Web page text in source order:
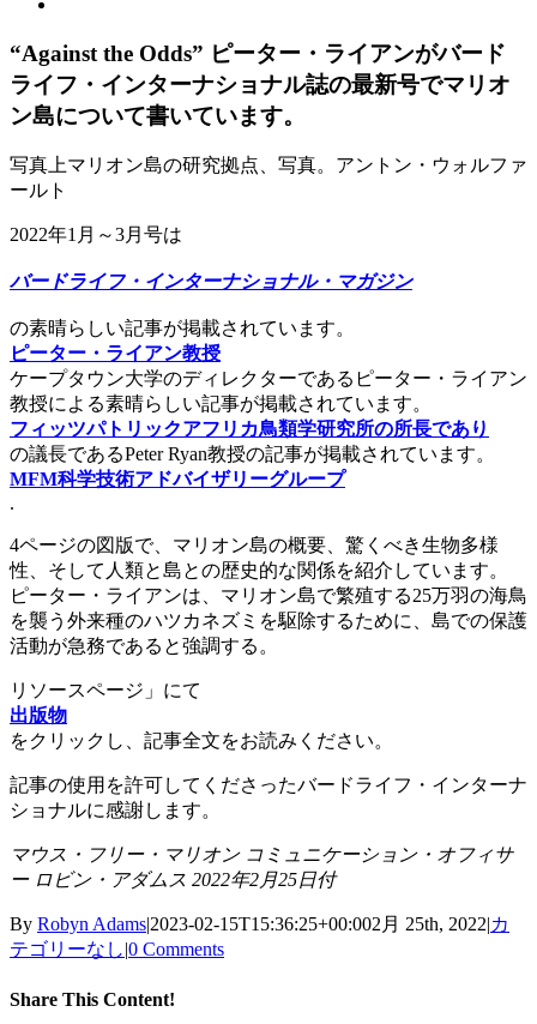
Image
“Against the Odds” ピーター・ライアンがバード
ライフ・インターナショナル誌の最新号でマリオ
ン島について書いています。
写真上マリオン島の研究拠点、写真。アントン・ウォルファ
ールト
2022年1月～3月号は
バードライフ・インターナショナル・マガジン
の素晴らしい記事が掲載されています。
ピーター・ライアン教授
ケープタウン大学のディレクターであるピーター・ライアン
教授による素晴らしい記事が掲載されています。
フィッツパトリックアフリカ鳥類学研究所の所長であり
の議長であるPeter Ryan教授の記事が掲載されています。
MFM科学技術アドバイザリーグループ
.
4ページの図版で、マリオン島の概要、驚くべき生物多様
性、そして人類と島との歴史的な関係を紹介しています。
ピーター・ライアンは、マリオン島で繁殖する25万羽の海鳥
を襲う外来種のハツカネズミを駆除するために、島での保護
活動が急務であると強調する。
リソースページ」にて
出版物
をクリックし、記事全文をお読みください。
記事の使用を許可してくださったバードライフ・インターナ
ショナルに感謝します。
マウス・フリー・マリオン コミュニケーション・オフィサ
ー ロビン・アダムス 2022年2月25日付
By Robyn Adams|2023-02-15T15:36:25+00:002月 25th, 2022|カ
テゴリーなし|0 Comments
Share This Content!